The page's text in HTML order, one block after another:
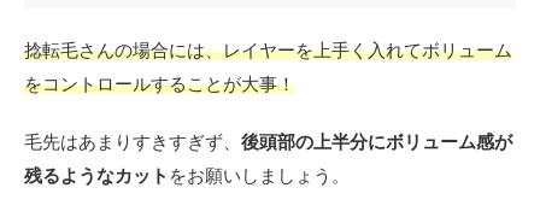
捻転毛さんの場合には、レイヤーを上手く入れてボリューム
をコントロールすることが大事！
毛先はあまりすきすぎず、 後頭部の上半分にボリューム感が
残るようなカット をお願いしましょう。